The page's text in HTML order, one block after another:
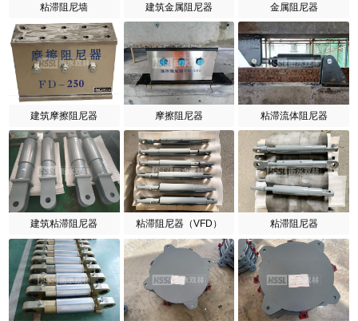
粘滞阻尼墙 建筑金属阻尼器 金属阻尼器
建筑摩擦阻尼器 摩擦阻尼器 粘滞流体阻尼器
建筑粘滞阻尼器 粘滞阻尼器（VFD） 粘滞阻尼器